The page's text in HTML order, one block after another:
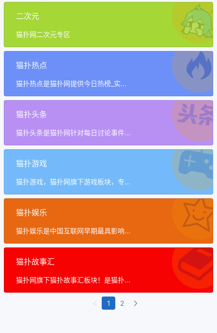
二次元
猫扑网二次元专区
猫扑热点
猫扑热点是猫扑网提供今日热榜_实...
猫扑头条
猫扑头条是猫扑网针对每日讨论事件...
猫扑游戏
猫扑游戏，猫扑网旗下游戏板块，专...
猫扑娱乐
猫扑娱乐是中国互联网早期最具影响...
猫扑故事汇
猫扑网旗下猫扑故事汇板块！是猫扑...
1 2